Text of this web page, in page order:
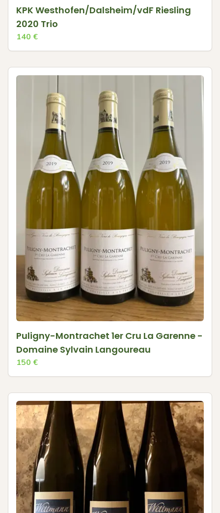
KPK Westhofen/Dalsheim/vdF Riesling
2020 Trio
140 €
Puligny-Montrachet 1er Cru La Garenne -
Domaine Sylvain Langoureau
150 €